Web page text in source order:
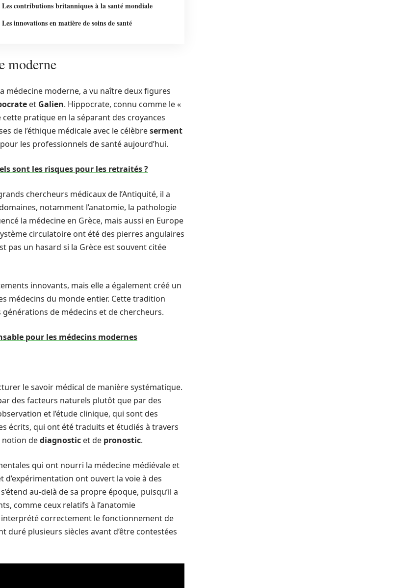
Les contributions britanniques à la santé mondiale
Les innovations en matière de soins de santé
moderne
médecine moderne, a vu naître deux figures
et Galien. Hippocrate, connu comme le «
pratique en la séparant des croyances
de l’éthique médicale avec le célèbreserment
les professionnels de santé aujourd’hui.
sont les risques pour les retraités ?
chercheurs médicaux de l’Antiquité, il a
notamment l’anatomie, la pathologie
la médecine en Grèce, mais aussi en Europe
circulatoire ont été des pierres angulaires
pas un hasard si la Grèce est souvent citée
innovants, mais elle a également créé un
médecins du monde entier. Cette tradition
de médecins et de chercheurs.
pour les médecins modernes
le savoir médical de manière systématique.
des facteurs naturels plutôt que par des
et l’étude clinique, qui sont des
écrits, qui ont été traduits et étudiés à travers
notion dediagnostic et de pronostic.
qui ont nourri la médecine médiévale et
d’expérimentation ont ouvert la voie à des
au-delà de sa propre époque, puisqu’il a
comme ceux relatifs à l’anatomie
correctement le fonctionnement de
plusieurs siècles avant d’être contestées